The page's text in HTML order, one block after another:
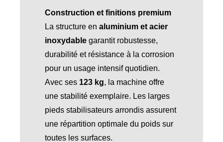
Construction et finitions premium
La structure en aluminium et acier
inoxydablegarantit robustesse,
durabilité et résistance à la corrosion
pour un usage intensif quotidien.
Avec ses 123 kg, la machine offre
une stabilité exemplaire. Les larges
pieds stabilisateurs arrondis assurent
une répartition optimale du poids sur
toutes les surfaces.